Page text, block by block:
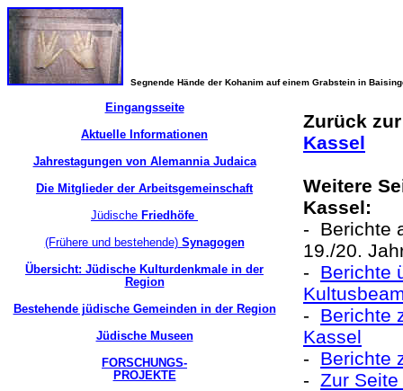
Segnende Hände der Kohanim auf einem Grabstein in
Eingangsseite
Aktuelle Informationen
Jahrestagungen von Alemannia Judaica
Die Mitglieder der Arbeitsgemeinschaft
Jüdische Friedhöfe
(Frühere und bestehende)Synagogen
Übersicht: Jüdische Kulturdenkmale in der
Region
Bestehende jüdische Gemeinden in der Region
Jüdische Museen
FORSCHUNGS-
PROJEKTE
Zurück
Kassel
Weitere
Kassel:
- Berichte
19./20.
- Berichte
- Berichte
Kassel
- Berichte
- Zur